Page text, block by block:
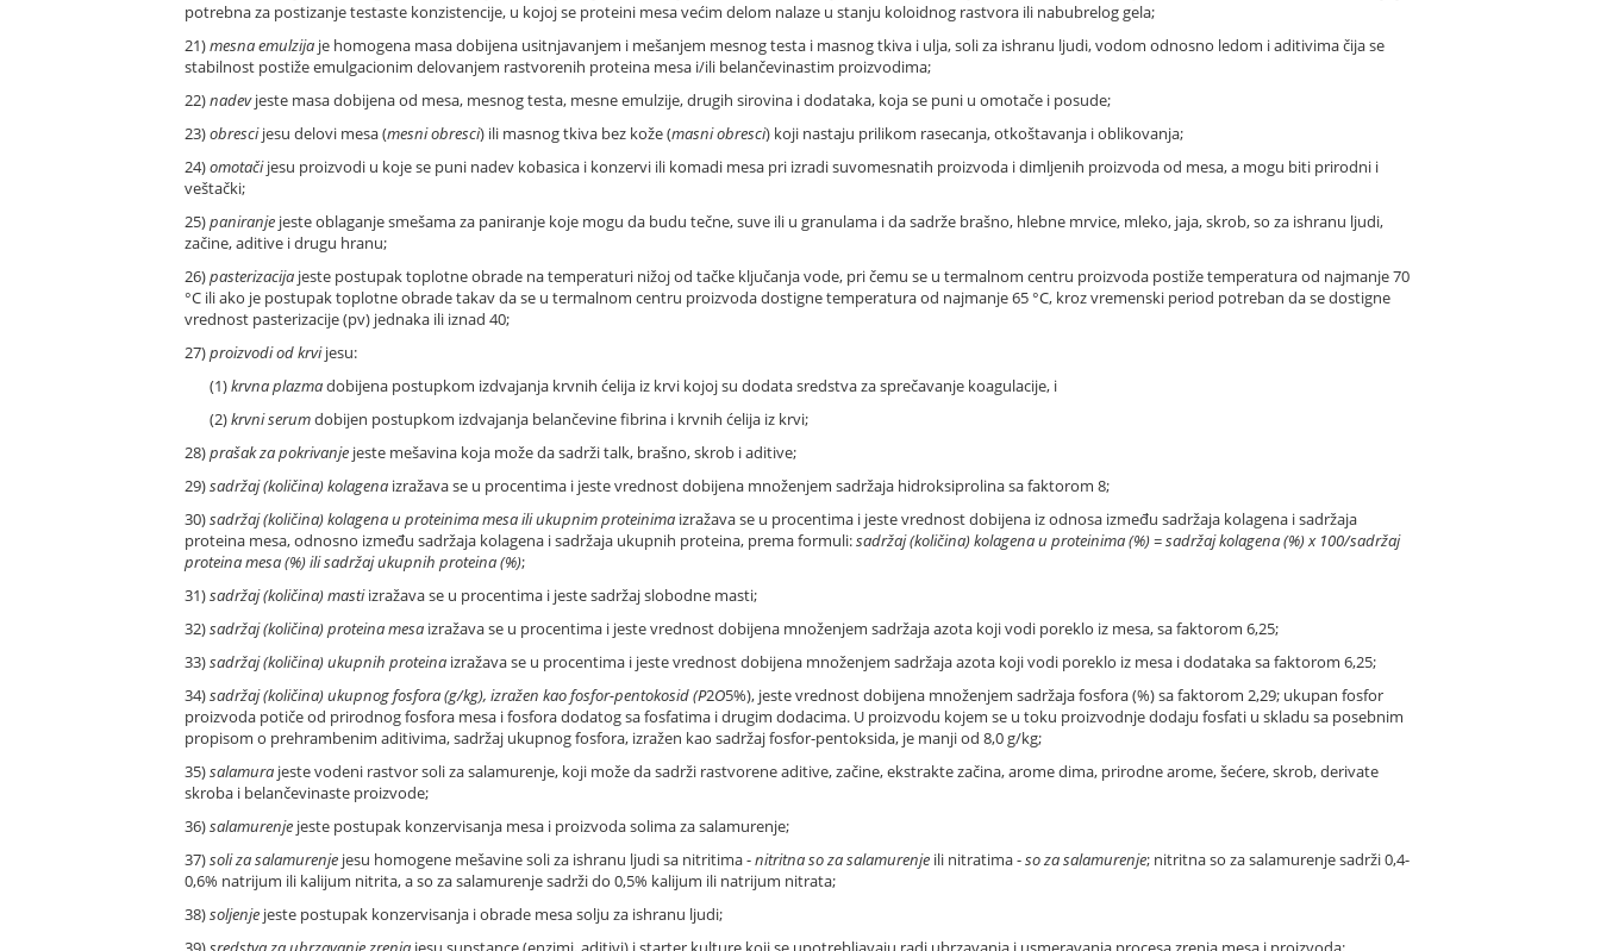
potrebna za postizanje testaste konzistencije, u kojoj se proteini mesa većim delom nalaze u stanju koloidnog rastvora ili nabubrelog gela;
21)mesna emulzija je homogena masa dobijena usitnjavanjem i mešanjem mesnog testa i masnog tkiva i ulja, soli za ishranu ljudi, vodom odnosno ledom i aditivima čija se
stabilnost postiže emulgacionim delovanjem rastvorenih proteina mesa i/ili belančevinastim proizvodima;
22)nadevjeste masa dobijena od mesa, mesnog testa, mesne emulzije, drugih sirovina i dodataka, koja se puni u omotače i posude;
23)obrescijesu delovi mesa (mesni obresci) ili masnog tkiva bez kože (masni obresci) koji nastaju prilikom rasecanja, otkoštavanja i oblikovanja;
24)omotačijesu proizvodi u koje se puni nadev kobasica i konzervi ili komadi mesa pri izradi suvomesnatih proizvoda i dimljenih proizvoda od mesa, a mogu biti prirodni i
veštački;
25)paniranje jeste oblaganje smešama za paniranje koje mogu da budu tečne, suve ili u granulama i da sadrže brašno, hlebne mrvice, mleko, jaja, skrob, so za ishranu ljudi,
začine, aditive i drugu hranu;
26)pasterizacija jeste postupak toplotne obrade na temperaturi nižoj od tačke ključanja vode, pri čemu se u termalnom centru proizvoda postiže temperatura od najmanje 70
°C ili ako je postupak toplotne obrade takav da se u termalnom centru proizvoda dostigne temperatura od najmanje 65 °C, kroz vremenski period potreban da se dostigne
vrednost pasterizacije (pv) jednaka ili iznad 40;
27)proizvodi od krvijesu:
(1)krvna plazmadobijena postupkom izdvajanja krvnih ćelija iz krvi kojoj su dodata sredstva za sprečavanje koagulacije, i
(2)krvni serumdobijen postupkom izdvajanja belančevine fibrina i krvnih ćelija iz krvi;
28)prašak za pokrivanje jeste mešavina koja može da sadrži talk, brašno, skrob i aditive;
29)sadržaj (količina) kolagena izražava se u procentima i jeste vrednost dobijena množenjem sadržaja hidroksiprolina sa faktorom 8;
30)sadržaj (količina) kolagena u proteinima mesa ili ukupnim proteinima izražava se u procentima i jeste vrednost dobijena iz odnosa između sadržaja kolagena i sadržaja
proteina mesa, odnosno između sadržaja kolagena i sadržaja ukupnih proteina, prema formuli:sadržaj (količina) kolagena u proteinima (%) = sadržaj kolagena (%) x 100/sadržaj
proteina mesa (%) ili sadržaj ukupnih proteina (%);
31)sadržaj (količina) mastiizražava se u procentima i jeste sadržaj slobodne masti;
32)sadržaj (količina) proteina mesa izražava se u procentima i jeste vrednost dobijena množenjem sadržaja azota koji vodi poreklo iz mesa, sa faktorom 6,25;
33)sadržaj (količina) ukupnih proteina izražava se u procentima i jeste vrednost dobijena množenjem sadržaja azota koji vodi poreklo iz mesa i dodataka sa faktorom 6,25;
34)sadržaj (količina) ukupnog fosfora (g/kg), izražen kao fosfor-pentokosid (P2O5%), jeste vrednost dobijena množenjem sadržaja fosfora (%) sa faktorom 2,29; ukupan fosfor
proizvoda potiče od prirodnog fosfora mesa i fosfora dodatog sa fosfatima i drugim dodacima. U proizvodu kojem se u toku proizvodnje dodaju fosfati u skladu sa posebnim
propisom o prehrambenim aditivima, sadržaj ukupnog fosfora, izražen kao sadržaj fosfor-pentoksida, je manji od 8,0 g/kg;
35)salamura jeste vodeni rastvor soli za salamurenje, koji može da sadrži rastvorene aditive, začine, ekstrakte začina, arome dima, prirodne arome, šećere, skrob, derivate
skroba i belančevinaste proizvode;
36)salamurenje jeste postupak konzervisanja mesa i proizvoda solima za salamurenje;
37)soli za salamurenje jesu homogene mešavine soli za ishranu ljudi sa nitritima -nitritna so za salamurenje ili nitratima -so za salamurenje; nitritna so za salamurenje sadrži 0,4-
0,6% natrijum ili kalijum nitrita, a so za salamurenje sadrži do 0,5% kalijum ili natrijum nitrata;
38)soljenje jeste postupak konzervisanja i obrade mesa solju za ishranu ljudi;